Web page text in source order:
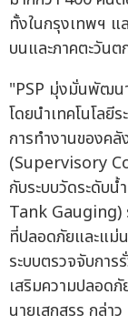
ทั้งในกรุงเทพฯ
บนและภาคตะวันต
"PSP มุ่งมั่นพัฒน
โดยนำเทคโนโลยี
การทำงานของค
(Supervisory
กับระบบวัดระดับ
Tank
ที่ปลอดภัยและแม่
ระบบตรวจจับกา
เสริมความปลอด
นายเสกสรร กล่าว